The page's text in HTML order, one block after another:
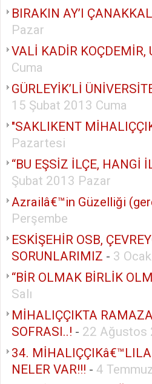
BIRAKIN AY’I
Pazar
VALİ KADİR KOÇDEMİR,
Cuma
GÜRLEYİK’Lİ
15 Şubat 2013 Cuma
"SAKLIKENT
Pazartesi
“BU EŞSİZ İLÇE, HANGİ
Şubat 2013 Pazar
Azrailâ€™in Güzelliği
Perşembe
ESKİŞEHİR OSB,
SORUNLARIMIZ - 3
“BİR OLMAK BİRLİK
Salı
MİHALIÇÇIKTA
SOFRASI..! - 22 Ağustos
34.
NELER VAR!!! - 4